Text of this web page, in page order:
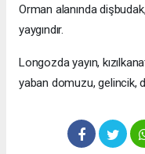
Orman alanında
yaygındır.
Longozda yayın,
yaban domuzu, gelincik,